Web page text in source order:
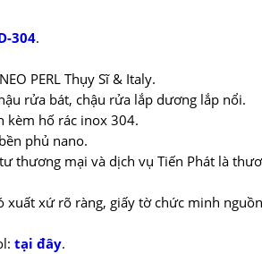
304.
PERL Thụy Sĩ & Italy.
rửa bát, chậu rửa lắp dương lắp nổi.
kèm hố rác inox 304.
phủ nano.
thương mại và dịch vụ Tiến Phát là
xuất xứ rõ ràng, giấy tờ chức minh
tại đây.